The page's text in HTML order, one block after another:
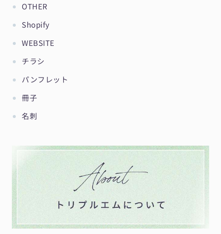
OTHER
Shopify
WEBSITE
チラシ
パンフレット
冊子
名刺